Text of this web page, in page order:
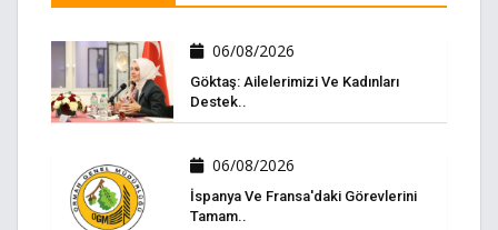
06/08/2026
Göktaş: Ailelerimizi Ve Kadınları
Destek..
06/08/2026
İspanya Ve Fransa'daki Görevlerini
Tamam..